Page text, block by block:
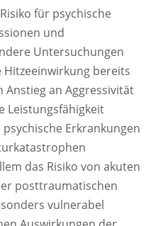
für psychische
und
Untersuchungen
Hitzeeinwirkung bereits
Anstieg an Aggressivität
Leistungsfähigkeit
Erkrankungen
das Risiko von akuten
posttraumatischen
vulnerabel